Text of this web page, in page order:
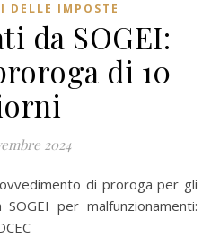
DELLE IMPOSTE
da SOGEI:
di 10
2024
per malfunzionamenti: